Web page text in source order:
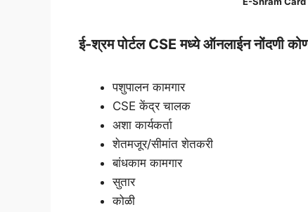
ई-श्रमपोर्टल CSE मध्ये ऑनलाईन नोंदणी
पशुपालन कामगार
CSE केंद्र चालक
अशा कार्यकर्ता
शेतमजूर/सीमांत शेतकरी
बांधकाम कामगार
सुतार
कोळी